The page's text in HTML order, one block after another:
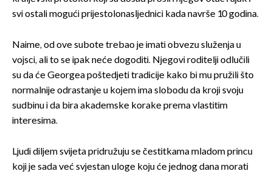
svi ostali mogući prijestolonasljednici kada navrše 10 godina.
Naime, od ove subote trebao je imati obvezu služenja u
vojsci, ali to se ipak neće dogoditi. Njegovi roditelji odlučili
su da će Georgea poštedjeti tradicije kako bi mu pružili što
normalnije odrastanje u kojem ima slobodu da kroji svoju
sudbinu i da bira akademske korake prema vlastitim
interesima.
Ljudi diljem svijeta pridružuju se čestitkama mladom princu
koji je sada već svjestan uloge koju će jednog dana morati